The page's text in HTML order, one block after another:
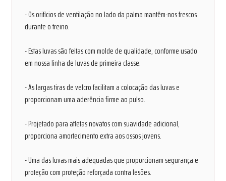
- Os orifícios de ventilação no lado da palma mantêm-nos frescos
durante o treino.
- Estas luvas são feitas com molde de qualidade, conforme usado
em nossa linha de luvas de primeira classe.
- As largas tiras de velcro facilitam a colocação das luvas e
proporcionam uma aderência firme ao pulso.
- Projetado para atletas novatos com suavidade adicional,
proporciona amortecimento extra aos ossos jovens.
- Uma das luvas mais adequadas que proporcionam segurança e
proteção com proteção reforçada contra lesões.